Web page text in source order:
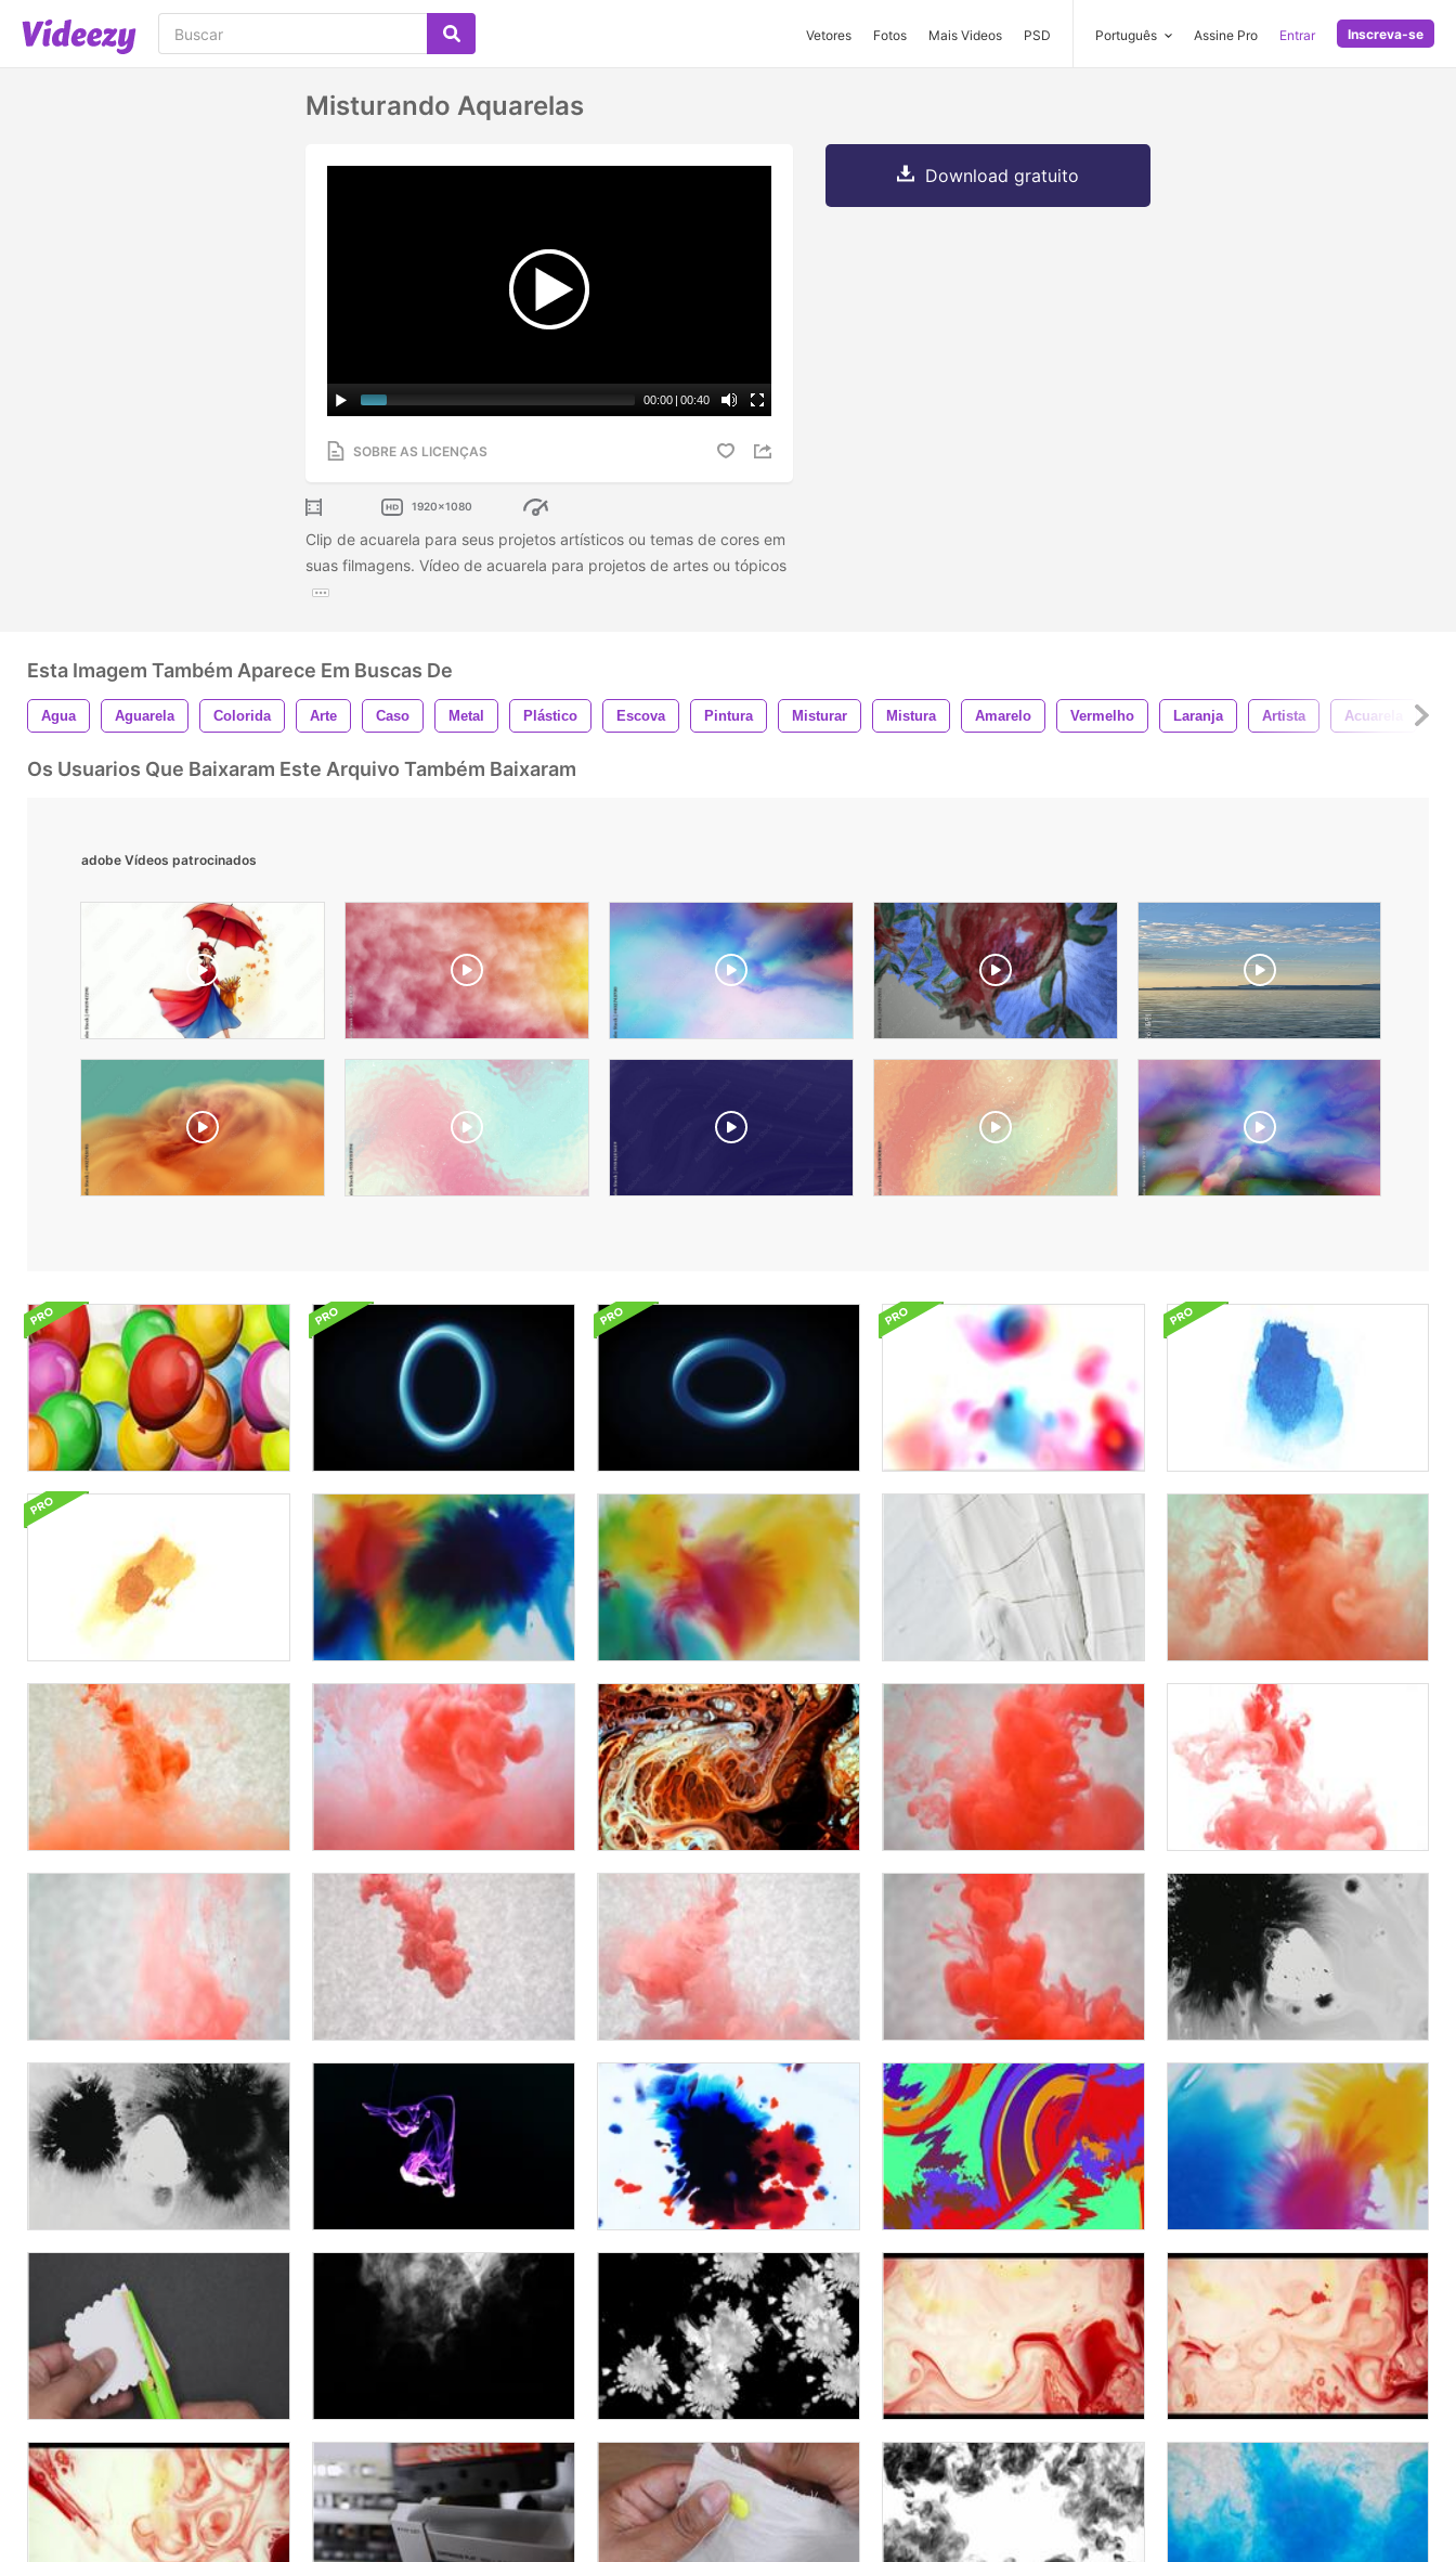
Vetores Fotos Mais Videos PSD Português Assine Pro Entrar Inscreva-se
Misturando Aquarelas
00:00 | 00:40
SOBRE AS LICENÇAS
1920x1080
Clip de acuarela para seus projetos artísticos ou temas de cores em
suas filmagens. Vídeo de acuarela para projetos de artes ou tópicos
Download gratuito
Esta Imagem Também Aparece Em Buscas De
Agua Aguarela Colorida Arte Caso Metal Plástico Escova Pintura Misturar Mistura Amarelo Vermelho Laranja Artista Acuarela
Os Usuarios Que Baixaram Este Arquivo Também Baixaram
adobe Vídeos patrocinados